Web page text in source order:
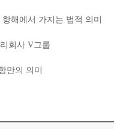
해에서 가지는 법적 의미
회사 V그룹
만의 의미